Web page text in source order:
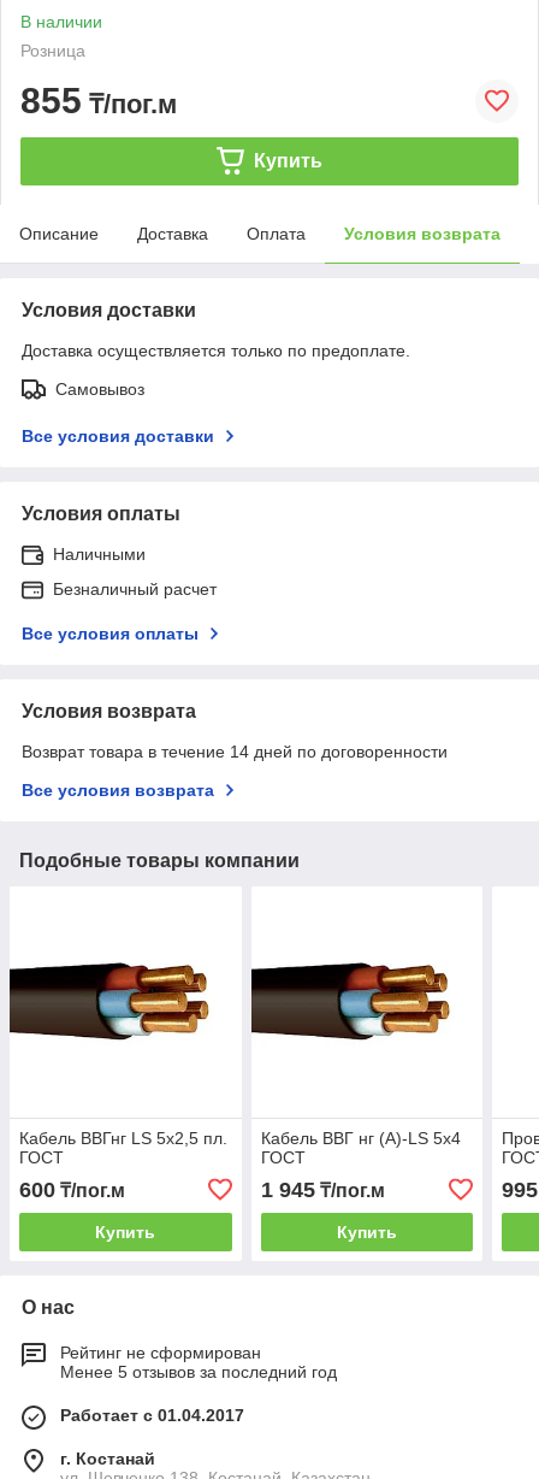
В наличии
Розница
855 ₸/пог.м
Купить
Описание Доставка Оплата Условия возврата
Условия доставки
Доставка осуществляется только по предоплате.
Самовывоз
Все условия доставки
Условия оплаты
Наличными
Безналичный расчет
Все условия оплаты
Условия возврата
Возврат товара в течение 14 дней по договоренности
Все условия возврата
Подобные товары компании
Кабель ВВГнг LS 5х2,5 пл.
ГОСТ
600 ₸/пог.м
Купить
Кабель ВВГ нг (А)-LS 5х4
ГОСТ
1 945₸/пог.м
Купить
995
О нас
Рейтинг не сформирован
Менее 5 отзывов за последний год
Работает с 01.04.2017
г. Костанай